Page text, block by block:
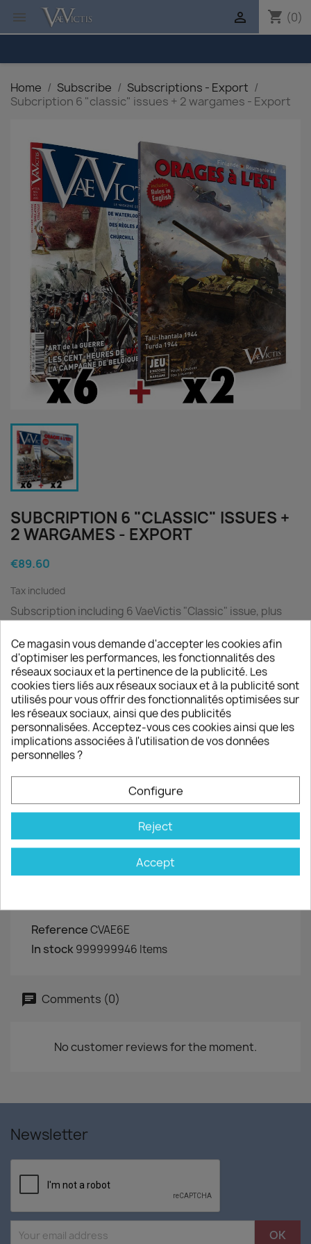
 shopping_cart (0)

Home Subscribe
Subscriptions - Export
Subcription 6 "classic" issues + 2 wargames - Export
SUBCRIPTION 6 "CLASSIC" ISSUES +
2 WARGAMES - EXPORT
€89.60
Tax included
Subscription including 6 VaeVictis "Classic" issue, plus
two wargames of VaeVictis "Jeux d'Histoire" serie
Quantity
 ADD TO CART favorite_border
Share
Garanties sécurité
(à modifier dans le module "Réassurance")
Politique de livraison
(à modifier dans le module "Réassurance")
ReferenceCVAE6E
In stock999999946 Items
Comments (0)
No customer reviews for the moment.
Newsletter
Ce magasin vous demande d'accepter les cookies afin
d'optimiser les performances, les fonctionnalités des
réseaux sociaux et la pertinence de la publicité. Les
cookies tiers liés aux réseaux sociaux et à la publicité sont
utilisés pour vous offrir des fonctionnalités optimisées sur
les réseaux sociaux, ainsi que des publicités
personnalisées. Acceptez-vous ces cookies ainsi que les
implications associées à l'utilisation de vos données
personnelles ?
Configure
Reject
Accept